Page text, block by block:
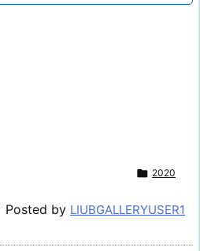
 2020
Posted by LIUBGALLERYUSER1